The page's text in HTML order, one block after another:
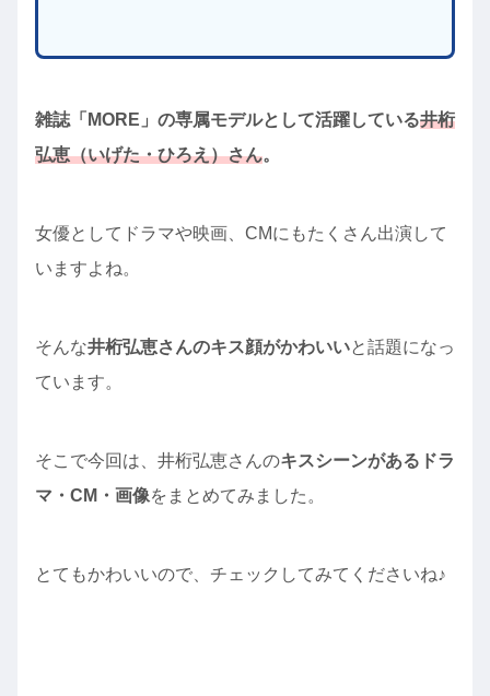
雑誌「MORE」の専属モデルとして活躍している井桁
弘恵（いげた・ひろえ）さん。
女優としてドラマや映画、CMにもたくさん出演して
いますよね。
そんな井桁弘恵さんのキス顔がかわいいと話題になっ
ています。
そこで今回は、井桁弘恵さんのキスシーンがあるドラ
マ・CM・画像をまとめてみました。
とてもかわいいので、チェックしてみてくださいね♪